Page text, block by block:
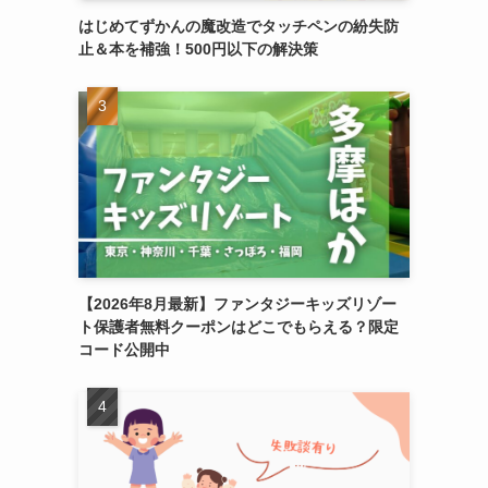
はじめてずかんの魔改造でタッチペンの紛失防
止＆本を補強！500円以下の解決策
【2026年8月最新】ファンタジーキッズリゾー
ト保護者無料クーポンはどこでもらえる？限定
コード公開中